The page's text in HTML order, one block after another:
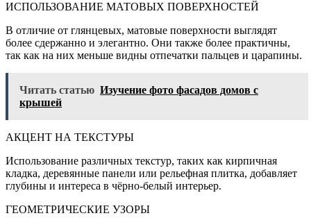
ИСПОЛЬЗОВАНИЕ МАТОВЫХ ПОВЕРХНОСТЕЙ
В отличие от глянцевых, матовые поверхности выглядят
более сдержанно и элегантно. Они также более практичны,
так как на них меньше видны отпечатки пальцев и царапины.
Читать статью Изучение фото фасадов домов с
крышей
АКЦЕНТ НА ТЕКСТУРЫ
Использование различных текстур, таких как кирпичная
кладка, деревянные панели или рельефная плитка, добавляет
глубины и интереса в чёрно-белый интерьер.
ГЕОМЕТРИЧЕСКИЕ УЗОРЫ